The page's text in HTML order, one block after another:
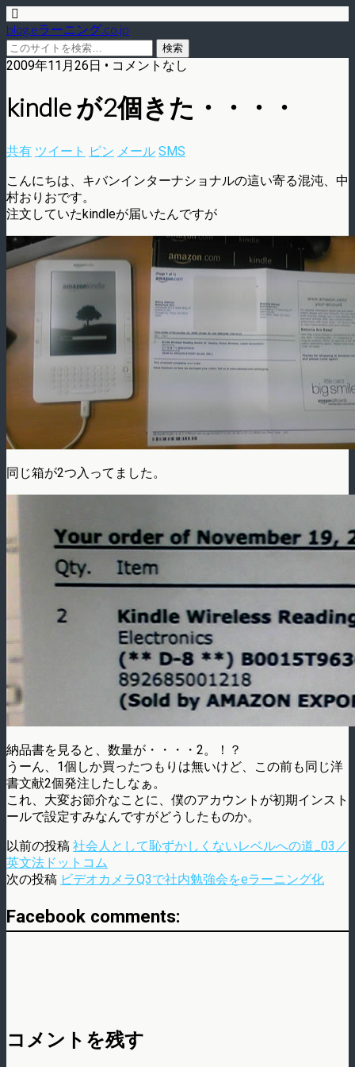
blog.eラーニング.co.jp
2009年11月26日 • コメントなし
kindle が2個きた・・・・
共有 ツイート ピン メール SMS
こんにちは、キバンインターナショナルの這い寄る混沌、中
村おりおです。
注文していたkindleが届いたんですが
同じ箱が2つ入ってました。
納品書を見ると、数量が・・・・2。！？
うーん、1個しか買ったつもりは無いけど、この前も同じ洋
書文献2個発注したしなぁ。
これ、大変お節介なことに、僕のアカウントが初期インスト
ールで設定すみなんですがどうしたものか。
以前の投稿 社会人として恥ずかしくないレベルへの道_03／
英文法ドットコム
次の投稿 ビデオカメラQ3で社内勉強会をeラーニング化
Facebook comments:
コメントを残す